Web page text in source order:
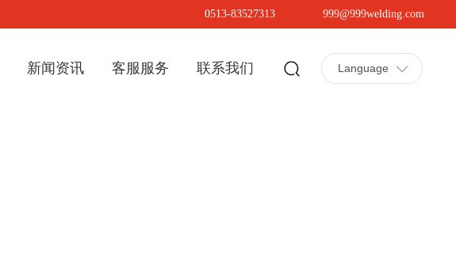
0513-83527313 999@999welding.com
新闻资讯 客服服务 联系我们 Language